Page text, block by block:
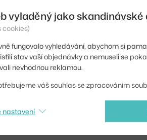
vyladěný jako
cookies)
fungovalo vyhledávání, abychom si
stav vaší objednávky a nemuseli se
nevhodnou reklamou.
váš souhlas se zpracováním
nastavení